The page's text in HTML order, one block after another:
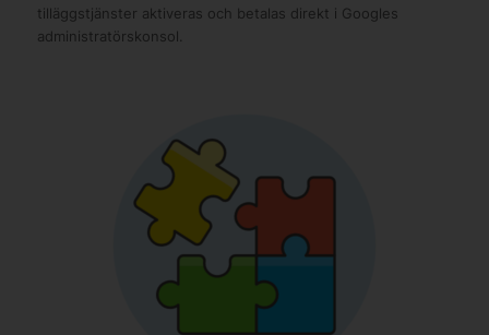
tilläggstjänster aktiveras och betalas direkt i Googles
administratörskonsol.